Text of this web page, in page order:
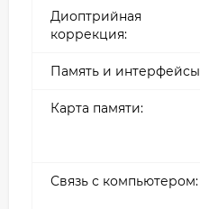
Диоптрийная
коррекция:
Память и интерфейсы
Карта памяти:
Связь с компьютером: